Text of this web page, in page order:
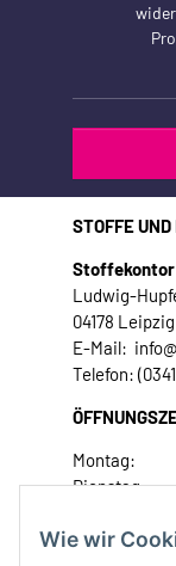
Wie wir
STOFFE
Stoffekontor
Ludwig-
04178 Leipzig
E-Mail:
Telefon:
Montag:
Dienstag:
Donnerstag: